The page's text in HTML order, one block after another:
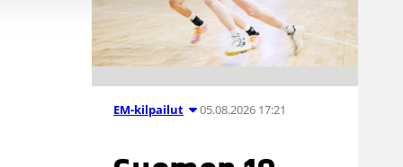
EM-kilpailut 05.08.2026 17:21